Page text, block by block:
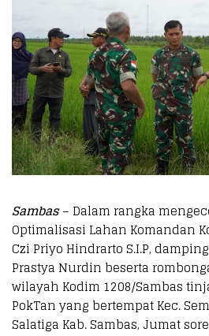
Sambas– Dalam rangka
Optimalisasi Lahan Komandan
Czi Priyo Hindrarto S.I.P,
Prastya Nurdin beserta
wilayah Kodim 1208/Sambas
PokTan yang bertempat Kec.
Salatiga Kab. Sambas, Jumat